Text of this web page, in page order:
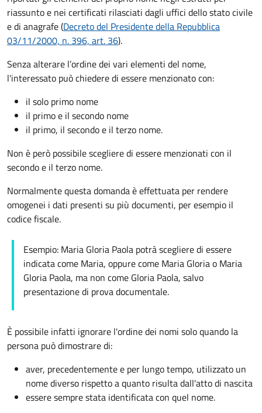
riassunto e nei certificati rilasciati dagli uffici dello stato civile
e di anagrafe (Decreto del Presidente della Repubblica
03/11/2000, n. 396, art. 36).
Senza alterare l’ordine dei vari elementi del nome,
l'interessato può chiedere di essere menzionato con:
il solo primo nome
il primo e il secondo nome
il primo, il secondo e il terzo nome.
Non è però possibile scegliere di essere menzionati con il
secondo e il terzo nome.
Normalmente questa domanda è effettuata per rendere
omogenei i dati presenti su più documenti, per esempio il
codice fiscale.
Esempio: Maria Gloria Paola potrà scegliere di essere
indicata come Maria, oppure come Maria Gloria o Maria
Gloria Paola, ma non come Gloria Paola, salvo
presentazione di prova documentale.
È possibile infatti ignorare l'ordine dei nomi solo quando la
persona può dimostrare di:
aver, precedentemente e per lungo tempo, utilizzato un
nome diverso rispetto a quanto risulta dall'atto di nascita
essere sempre stata identificata con quel nome.